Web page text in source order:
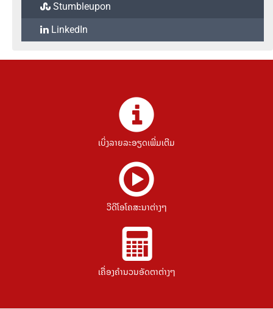
Stumbleupon
LinkedIn
ເບິ່ງລາຍລະອຽດເພີ່ມເຕີມ
ວີດີໂອໂຄສະນາຕ່າງໆ
ເຄື່ອງຄຳນວນອັດຕາຕ່າງໆ